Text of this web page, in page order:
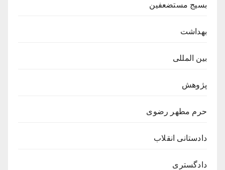
بسیج مستضعفین
بهداشت
بین المللی
پژوهش
حرم مطهر رضوی
دادستانی انقلاب
دادگستری